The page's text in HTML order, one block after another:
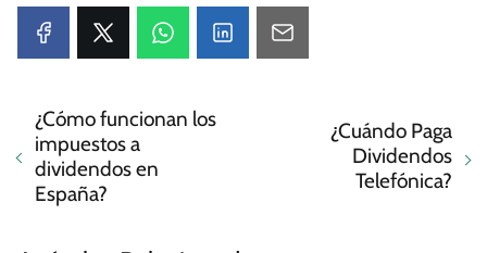
¿Cómo funcionan los
impuestos a
dividendos en
España?
¿Cuándo Paga
Dividendos
Telefónica?